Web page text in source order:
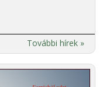
További hírek »